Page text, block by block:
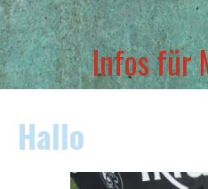
Infos für
Hallo